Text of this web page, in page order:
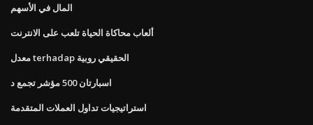
المال في الأسهم
ألعاب محاكاة الحياة تلعب على الانترنت
معدل terhadap الحقيقي روبية
اسبارتان 500 مؤشر تجمع د
استراتيجيات تداول العملات المتقدمة